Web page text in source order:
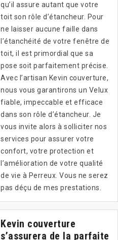
qu’il assure autant que votre
toit son rôle d’étancheur. Pour
ne laisser aucune faille dans
l’étanchéité de votre fenêtre de
toit, il est primordial que sa
pose soit parfaitement précise.
Avec l’artisan Kevin couverture,
nous vous garantirons un Velux
fiable, impeccable et efficace
dans son rôle d’étancheur. Je
vous invite alors à solliciter nos
services pour assurer votre
confort, votre protection et
l’amélioration de votre qualité
de vie à Perreux. Vous ne serez
pas déçu de mes prestations.
Kevin couverture
s’assurera de la parfaite